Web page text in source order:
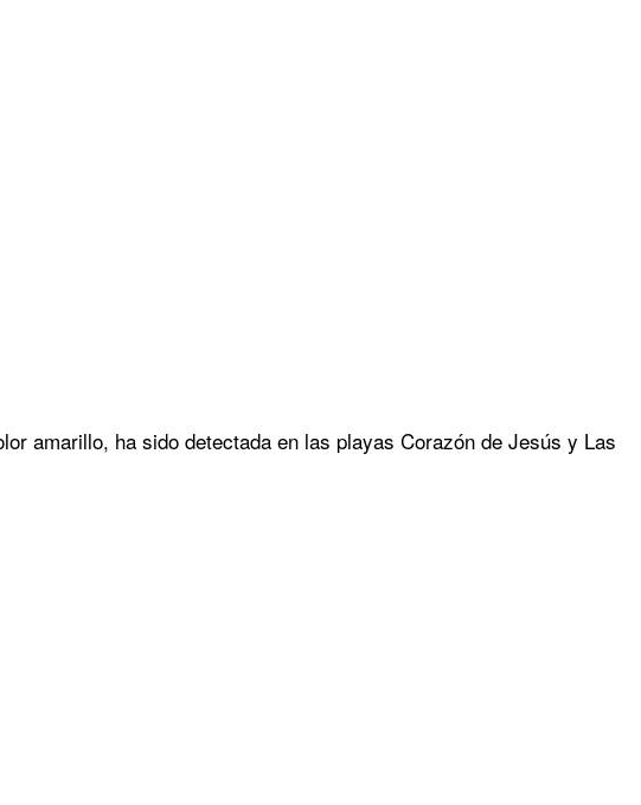
amarillo, ha sido detectada en las playas Corazón de Jesús y Las